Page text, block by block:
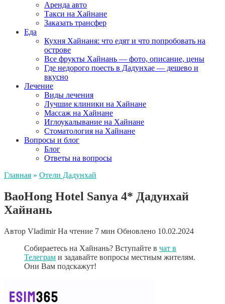
Аренда авто
Такси на Хайнане
Заказать трансфер
Еда
Кухня Хайнаня: что едят и что попробовать на
острове
Все фрукты Хайнань — фото, описание, цены
Где недорого поесть в Дадунхае — дешево и
вкусно
Лечение
Виды лечения
Лучшие клиники на Хайнане
Массаж на Хайнане
Иглоукалывание на Хайнане
Стоматология на Хайнане
Вопросы и блог
Блог
Ответы на вопросы
Главная » Отели Дадунхай
BaoHong Hotel Sanya 4* Дадунхай
Хайнань
Автор Vladimir На чтение 7 мин Обновлено 10.02.2024
Собираетесь на Хайнань? Вступайте в чат в
Телеграм и задавайте вопросы местным жителям.
Они Вам подскажут!